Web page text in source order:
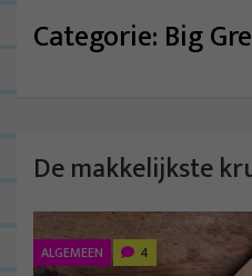
Categorie: Big
De makkelijkste
ALGEMEEN 4